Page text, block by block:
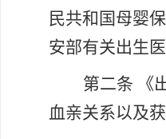
民共和国母婴
安部有关出生
第二条
血亲关系以及